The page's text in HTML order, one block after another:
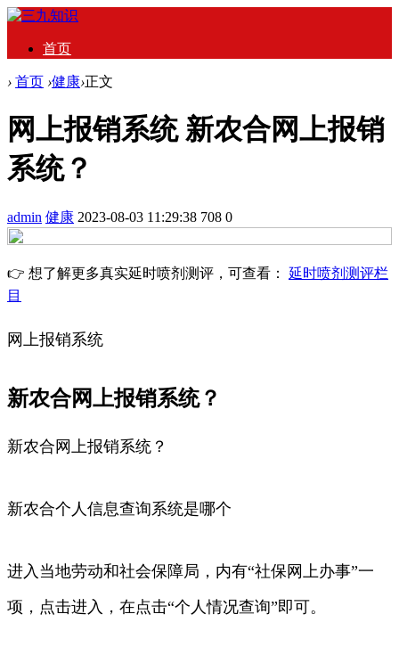
首页
› 首页 ›健康›正文
网上报销系统 新农合网上报销
系统？
admin 健康 2023-08-03 11:29:38 708 0
👉 想了解更多真实延时喷剂测评，可查看： 延时喷剂测评栏
目
网上报销系统
新农合网上报销系统？
新农合网上报销系统？
新农合个人信息查询系统是哪个
进入当地劳动和社会保障局，内有“社保网上办事”一
项，点击进入，在点击“个人情况查询”即可。